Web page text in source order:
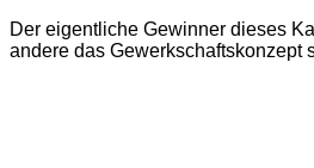
Der eigentliche Gewinner dieses
andere das Gewerkschaftskonzept